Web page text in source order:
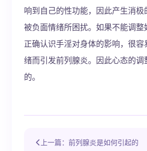
响到自己的性功能，因此产生消
被负面情绪所困扰。如果不能调整
正确认识手淫对身体的影响，很
绪而引发前列腺炎。因此心态的
的。
上一篇：前列腺炎是如何引起的